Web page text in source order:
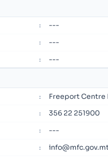
: ---
: ---
: ---
: Freeport Centre
: 356 22 251900
: ---
: